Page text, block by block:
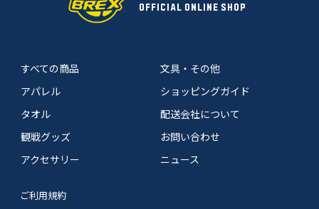
OFFICIAL ONLINE SHOP
すべての商品
アパレル
タオル
観戦グッズ
アクセサリー
文具・その他
ショッピングガイド
配送会社について
お問い合わせ
ニュース
ご利用規約